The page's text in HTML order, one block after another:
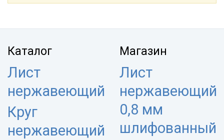
Каталог
Лист
нержавеющий
Круг
нержавеющий
Магазин
Лист
нержавеющий
0,8 мм
шлифованный